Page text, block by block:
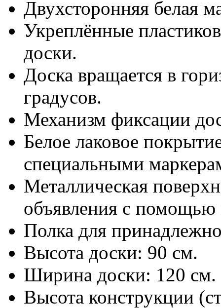
Двухсторонняя белая
Укреплённые
доски.
Доска вращается в
градусов.
Механизм фиксации
Белое лаковое
специальными
Металлическая
объявления с помощью
Полка для
Высота доски: 90 см.
Ширина доски: 120 см.
Высота конструкции